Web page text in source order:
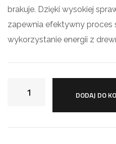
brakuje. Dzięki wysokiej
zapewnia efektywny proces
wykorzystanie energii z
DODAJ DO